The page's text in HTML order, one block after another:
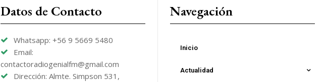
Datos de Contacto
Whatsapp: +56 9 5669 5480
Email:
contactoradiogenialfm@gmail.com
Dirección: Almte. Simpson 531,
Navegación
Inicio
Actualidad